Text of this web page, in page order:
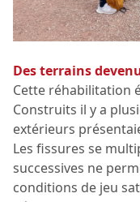
Des terrains
Cette réhabilitation
Construits il y a
extérieurs
Les fissures se
successives ne
conditions de jeu